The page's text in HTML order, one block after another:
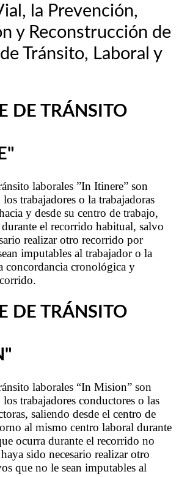
la Prevención,
y Reconstrucción de
Tránsito, Laboral y
DE TRÁNSITO
laborales ”In Itinere” son
trabajadores o la trabajadoras
y desde su centro de trabajo,
el recorrido habitual, salvo
realizar otro recorrido por
imputables al trabajador o la
concordancia cronológica y
DE TRÁNSITO
laborales “In Mision” son
trabajadores conductores o las
saliendo desde el centro de
al mismo centro laboral durante
ocurra durante el recorrido no
sido necesario realizar otro
que no le sean imputables al